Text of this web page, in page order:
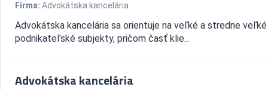
Firma: Advokátska kancelária
Advokátska kancelária sa orientuje na veľké a stredne veľké
podnikateľské subjekty, pričom časť klie...
Advokátska kancelária